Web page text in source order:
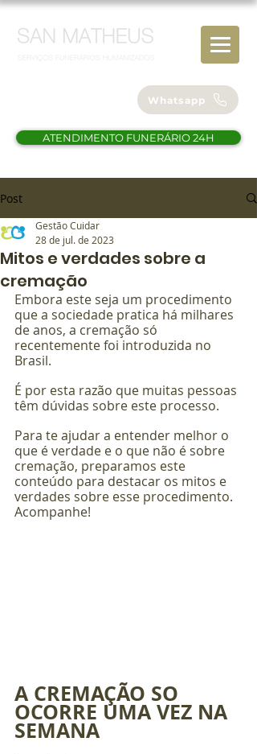
Whatsapp
ATENDIMENTO FUNERÁRIO 24H
Post
Mitos e verdades sobre a
cremação
Gestão Cuidar
28 de jul. de 2023
Embora este seja um procedimento
que a sociedade pratica há milhares
de anos, a cremação só
recentemente foi introduzida no
Brasil.
É por esta razão que muitas pessoas
têm dúvidas sobre este processo.
Para te ajudar a entender melhor o
que é verdade e o que não é sobre
cremação, preparamos este
conteúdo para destacar os mitos e
verdades sobre esse procedimento.
Acompanhe!
A CREMAÇÃO SO
OCORRE UMA VEZ NA
SEMANA